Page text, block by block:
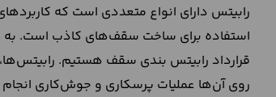
رابیتس دارای انواع متعددی است که
استفاده برای ساخت سقف‌های کاذب است. به
قرارداد رابیتس بندی سقف هستیم.
روی آن‌ها عملیات پرسکاری و جوش‌کاری